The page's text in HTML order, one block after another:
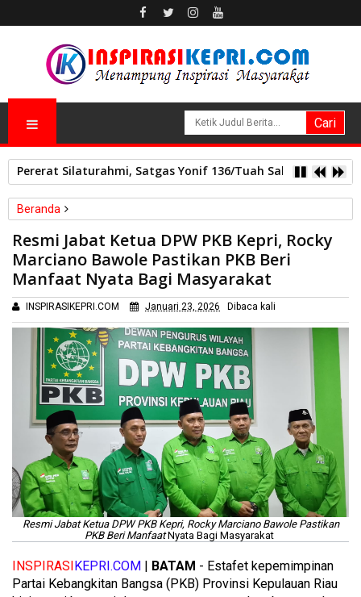
Pererat Silaturahmi, Satgas Yonif 136/Tuah Sakti Pos Ilu
Beranda
Resmi Jabat Ketua DPW PKB Kepri, Rocky Marciano Bawole
Pastikan PKB Beri Manfaat Nyata Bagi Masyarakat
Resmi Jabat Ketua DPW PKB Kepri, Rocky
Marciano Bawole Pastikan PKB Beri
Manfaat Nyata Bagi Masyarakat
INSPIRASIKEPRI.COM Januari 23, 2026 Dibaca kali
Resmi Jabat Ketua DPW PKB Kepri, Rocky Marciano Bawole Pastikan
PKB Beri ManfaatNyata Bagi Masyarakat
INSPIRASI KEPRI.COM BATAM - Estafet kepemimpinan
Partai Kebangkitan Bangsa (PKB) Provinsi Kepulauan Riau